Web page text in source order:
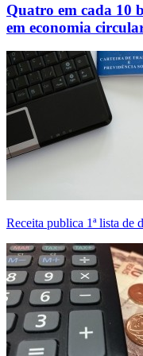
Quatro em cada 10
em economia
Receita publica 1ª lista de